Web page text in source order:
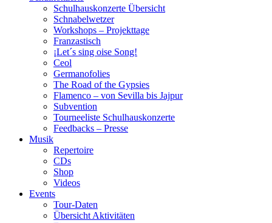
Schulhauskonzerte Übersicht
Schnabelwetzer
Workshops – Projekttage
Franzastisch
¡Let´s sing oise Song!
Ceol
Germanofolies
The Road of the Gypsies
Flamenco – von Sevilla bis Jajpur
Subvention
Tourneeliste Schulhauskonzerte
Feedbacks – Presse
Musik
Repertoire
CDs
Shop
Videos
Events
Tour-Daten
Übersicht Aktivitäten